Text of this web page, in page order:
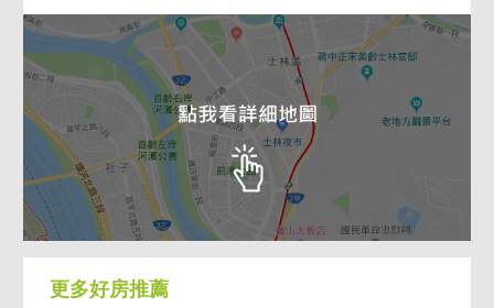
更多好房推薦